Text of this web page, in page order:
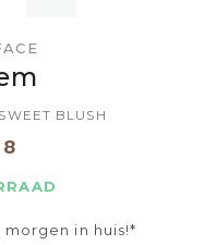
BLUSH
morgen in huis!*